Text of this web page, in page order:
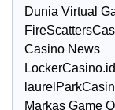
Dunia Virtual
Casino News
LockerCasino.id
Markas Game